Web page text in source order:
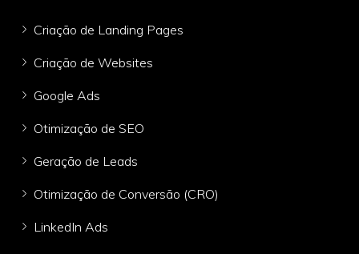
Criação de Landing Pages
Criação de Websites
Google Ads
Otimização de SEO
Geração de Leads
Otimização de Conversão (CRO)
LinkedIn Ads